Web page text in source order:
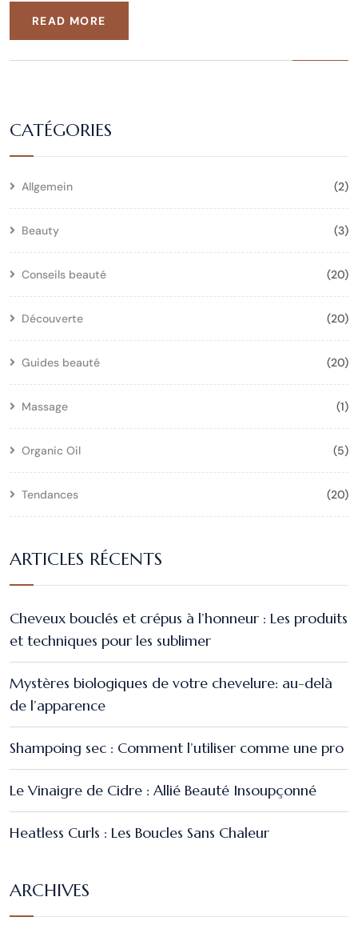
READ MORE
CATÉGORIES
Allgemein (2)
Beauty (3)
Conseils beauté (20)
Découverte (20)
Guides beauté (20)
Massage (1)
Organic Oil (5)
Tendances (20)
ARTICLES RÉCENTS
Cheveux bouclés et crépus à l’honneur : Les produits
et techniques pour les sublimer
Mystères biologiques de votre chevelure: au-delà
de l’apparence
Shampoing sec : Comment l’utiliser comme une pro
Le Vinaigre de Cidre : Allié Beauté Insoupçonné
Heatless Curls : Les Boucles Sans Chaleur
ARCHIVES